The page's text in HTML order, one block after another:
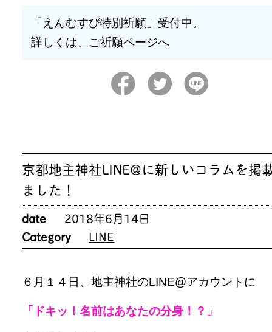
「えんむすび特別祈願」受付中。
詳しくは、ご祈願ページへ
京都地主神社LINE@に新しいコラムを掲
ました！
date
2018年6月14日
Category
LINE
６月１４日、地主神社のLINE@アカウントに
「ドキッ！名前はあなたの分身！？」